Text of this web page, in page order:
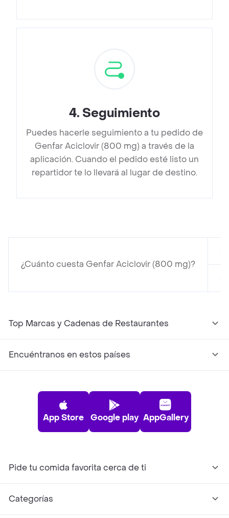
4. Seguimiento
Puedes hacerle seguimiento a tu pedido de
Genfar Aciclovir (800 mg) a través de la
aplicación. Cuando el pedido esté listo un
repartidor te lo llevará al lugar de destino.
¿Cuánto cuesta Genfar Aciclovir (800 mg)?
Top Marcas y Cadenas de Restaurantes
Encuéntranos en estos países
App Store Google play AppGallery
Pide tu comida favorita cerca de ti
Categorías